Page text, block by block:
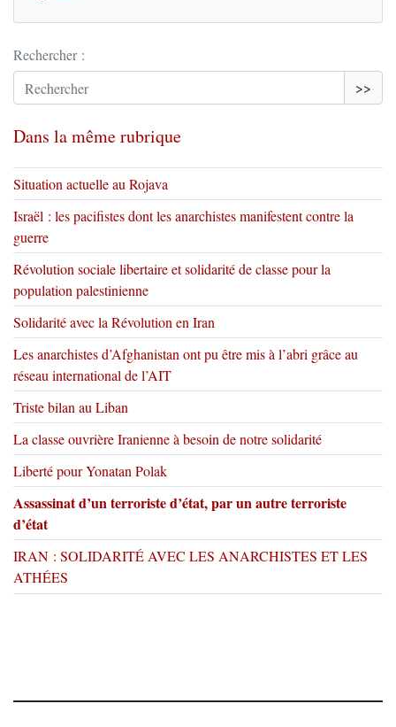
Rechercher :
>>
Dans la même rubrique
Situation actuelle au Rojava
Israël : les pacifistes dont les anarchistes manifestent contre la
guerre
Révolution sociale libertaire et solidarité de classe pour la
population palestinienne
Solidarité avec la Révolution en Iran
Les anarchistes d’Afghanistan ont pu être mis à l’abri grâce au
réseau international de l’AIT
Triste bilan au Liban
La classe ouvrière Iranienne à besoin de notre solidarité
Liberté pour Yonatan Polak
Assassinat d’un terroriste d’état, par un autre terroriste
d’état
IRAN : SOLIDARITÉ AVEC LES ANARCHISTES ET LES
ATHÉES